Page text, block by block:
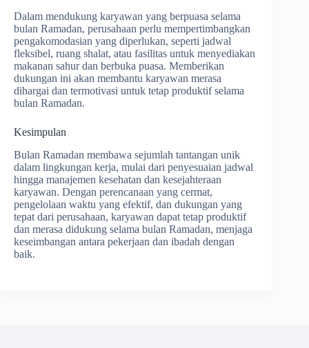
Dalam mendukung karyawan yang berpuasa selama
bulan Ramadan, perusahaan perlu mempertimbangkan
pengakomodasian yang diperlukan, seperti jadwal
fleksibel, ruang shalat, atau fasilitas untuk menyediakan
makanan sahur dan berbuka puasa. Memberikan
dukungan ini akan membantu karyawan merasa
dihargai dan termotivasi untuk tetap produktif selama
bulan Ramadan.
Kesimpulan
Bulan Ramadan membawa sejumlah tantangan unik
dalam lingkungan kerja, mulai dari penyesuaian jadwal
hingga manajemen kesehatan dan kesejahteraan
karyawan. Dengan perencanaan yang cermat,
pengelolaan waktu yang efektif, dan dukungan yang
tepat dari perusahaan, karyawan dapat tetap produktif
dan merasa didukung selama bulan Ramadan, menjaga
keseimbangan antara pekerjaan dan ibadah dengan
baik.